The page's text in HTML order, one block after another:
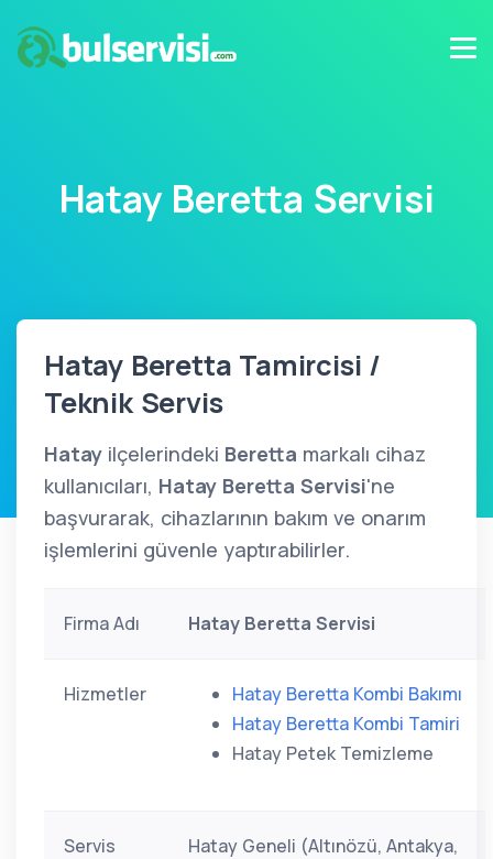
Hatay Beretta Servisi
Hatay Beretta Tamircisi /
Teknik Servis
Hatay ilçelerindeki Beretta markalı cihaz
kullanıcıları, Hatay Beretta Servisi'ne
başvurarak, cihazlarının bakım ve onarım
işlemlerini güvenle yaptırabilirler.
Firma Adı Hatay Beretta Servisi
Hizmetler
Hatay Beretta Kombi Bakımı
Hatay Beretta Kombi Tamiri
Hatay Petek Temizleme
Servis
Hatay Geneli (Altınözü, Antakya,